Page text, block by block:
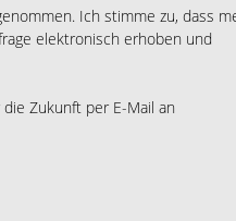
Ich stimme zu, dass
elektronisch erhoben und
Zukunft per E-Mail an